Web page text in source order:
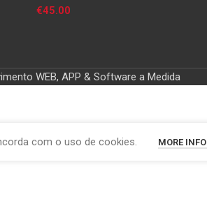
€45.00
WEB, APP & Software a Medida
com o uso de cookies. MORE INFO